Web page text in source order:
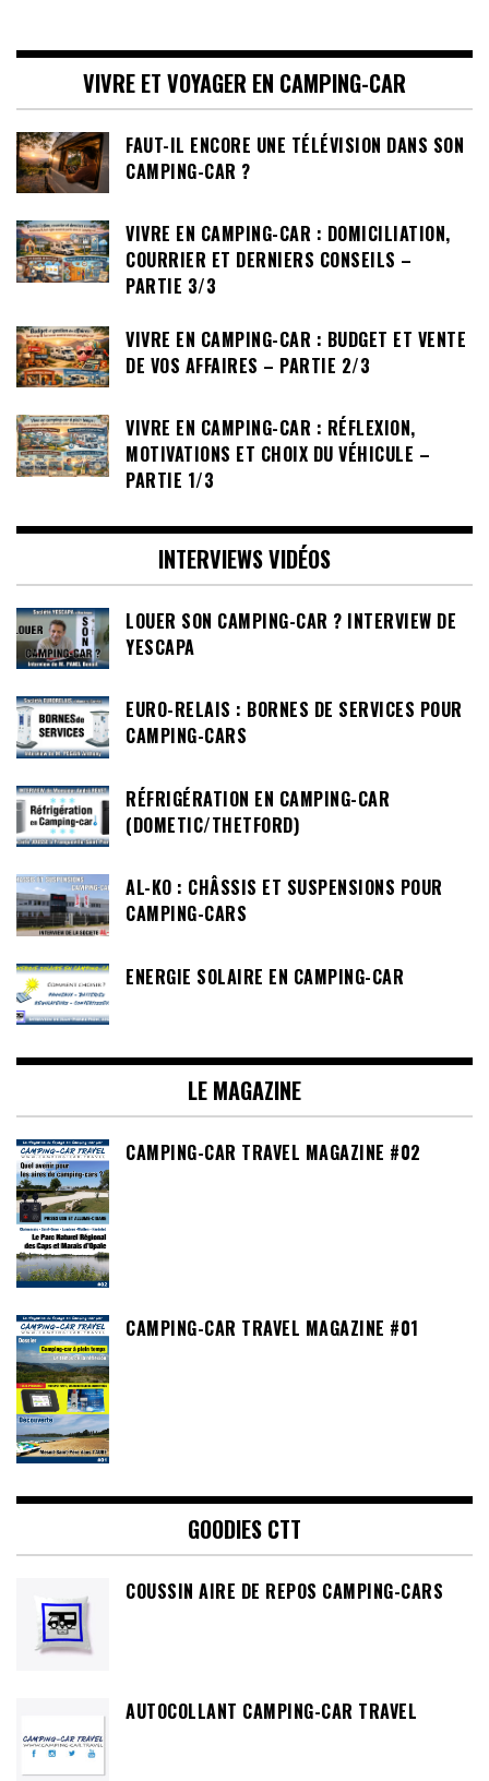
VIVRE ET VOYAGER EN CAMPING-CAR
FAUT-IL ENCORE UNE TÉLÉVISION DANS SON
CAMPING-CAR ?
VIVRE EN CAMPING-CAR : DOMICILIATION,
COURRIER ET DERNIERS CONSEILS –
PARTIE 3/3
VIVRE EN CAMPING-CAR : BUDGET ET VENTE
DE VOS AFFAIRES – PARTIE 2/3
VIVRE EN CAMPING-CAR : RÉFLEXION,
MOTIVATIONS ET CHOIX DU VÉHICULE –
PARTIE 1/3
INTERVIEWS VIDÉOS
LOUER SON CAMPING-CAR ? INTERVIEW DE
YESCAPA
EURO-RELAIS : BORNES DE SERVICES POUR
CAMPING-CARS
RÉFRIGÉRATION EN CAMPING-CAR
(DOMETIC/THETFORD)
AL-KO : CHÂSSIS ET SUSPENSIONS POUR
CAMPING-CARS
ENERGIE SOLAIRE EN CAMPING-CAR
LE MAGAZINE
CAMPING-CAR TRAVEL MAGAZINE #02
CAMPING-CAR TRAVEL MAGAZINE #01
GOODIES CTT
COUSSIN AIRE DE REPOS CAMPING-CARS
AUTOCOLLANT CAMPING-CAR TRAVEL